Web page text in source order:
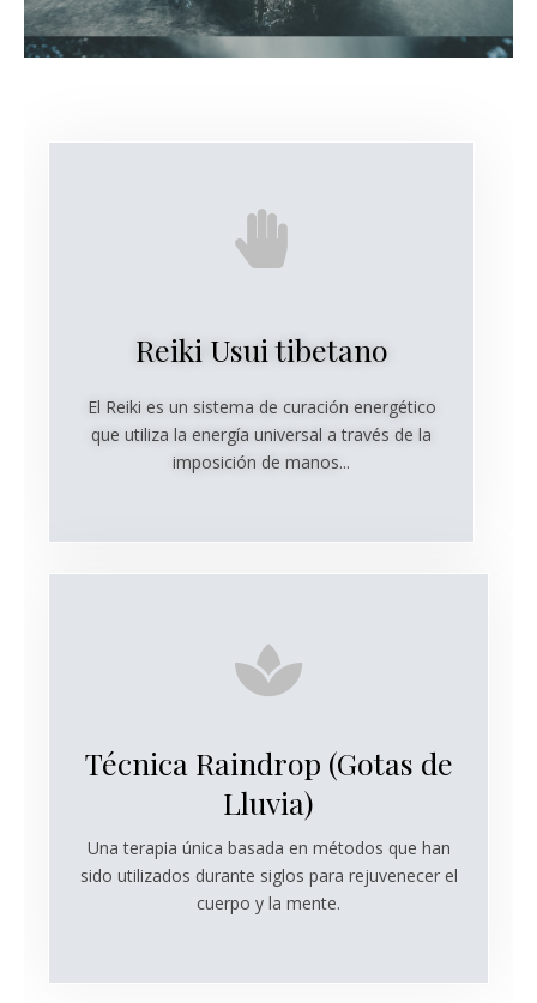
Reiki Usui tibetano
El Reiki es un sistema de curación energético
que utiliza la energía universal a través de la
imposición de manos...
Técnica Raindrop (Gotas de
Lluvia)
Una terapia única basada en métodos que han
sido utilizados durante siglos para rejuvenecer el
cuerpo y la mente.